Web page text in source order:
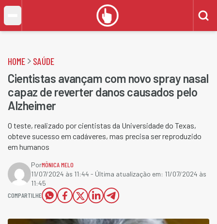
HOME SAÚDE
Cientistas avançam com novo spray nasal
capaz de reverter danos causados pelo
Alzheimer
O teste, realizado por cientistas da Universidade do Texas,
obteve sucesso em cadáveres, mas precisa ser reproduzido
em humanos
PorMÔNICA MELO
11/07/2024 às 11:44 - Última atualização em: 11/07/2024 às
11:45
COMPARTILHE